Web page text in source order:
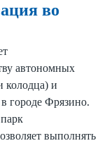
во
автономных
колодца) и
городе Фрязино.
выполнять